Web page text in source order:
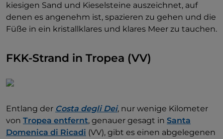
kiesigen Sand und Kieselsteine auszeichnet, auf
denen es angenehm ist, spazieren zu gehen und die
Füße in ein kristallklares und klares Meer zu tauchen.
FKK-Strand in Tropea (VV)
Entlang der Costa degli Dei, nur wenige Kilometer
von Tropea entfernt, genauer gesagt in Santa
Domenica di Ricadi (VV), gibt es einen abgelegenen